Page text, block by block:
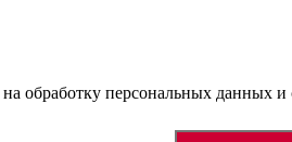
на обработку персональных данных и